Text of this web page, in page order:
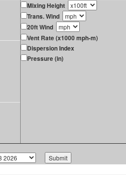
Mixing Height
Trans. Wind
20ft Wind
Vent Rate (x1000 mph-m)
Dispersion Index
Pressure (in)